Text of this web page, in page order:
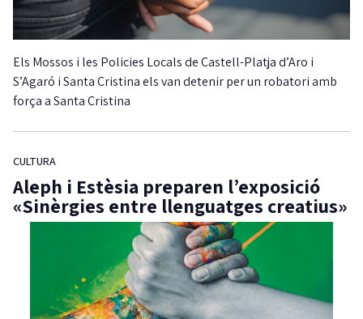
Els Mossos i les Policies Locals de Castell-Platja d’Aro i
S’Agaró i Santa Cristina els van detenir per un robatori amb
força a Santa Cristina
CULTURA
Aleph i Estèsia preparen l’exposició
«Sinèrgies entre llenguatges creatius»